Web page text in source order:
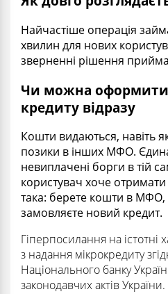
Найчастіше операція
хвилин для нових
зверненні рішення
Чи можна оформити
кредиту відразу
Кошти видаються, навіть
позики в інших МФО.
невиплачені борги в тій
користувач хоче
така: берете кошти в МФО,
замовляєте новий кредит.
Гіперпосилання на істотні
з надання мікрокредиту
Національного банку
законодавчих актів України.